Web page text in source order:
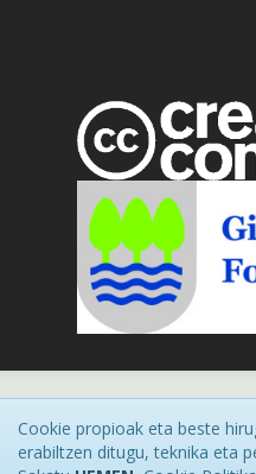
Cookie propioak eta beste
erabiltzen ditugu, teknika eta